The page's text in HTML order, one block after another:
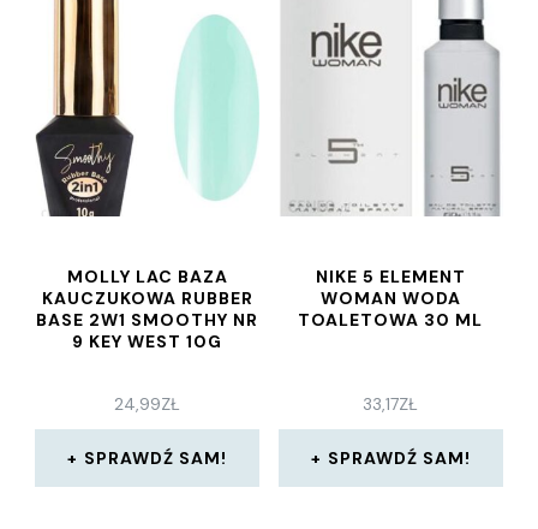
MOLLY LAC BAZA
KAUCZUKOWA RUBBER
BASE 2W1 SMOOTHY NR
9 KEY WEST 10G
24,99ZŁ
SPRAWDŹ SAM!
NIKE 5 ELEMENT
WOMAN WODA
TOALETOWA 30 ML
33,17ZŁ
SPRAWDŹ SAM!